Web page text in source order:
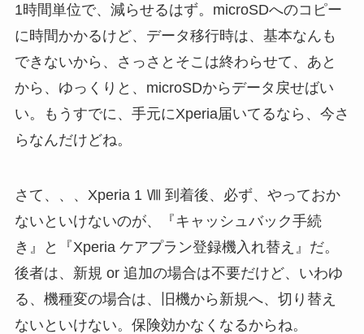
1時間単位で、減らせるはず。microSDへのコピー
に時間かかるけど、データ移行時は、基本なんも
できないから、さっさとそこは終わらせて、あと
から、ゆっくりと、microSDからデータ戻せばい
い。もうすでに、手元にXperia届いてるなら、今さ
らなんだけどね。
さて、、、Xperia 1 Ⅷ 到着後、必ず、やっておか
ないといけないのが、『キャッシュバック手続
き』と『Xperia ケアプラン登録機入れ替え』だ。
後者は、新規 or 追加の場合は不要だけど、いわゆ
る、機種変の場合は、旧機から新規へ、切り替え
ないといけない。保険効かなくなるからね。